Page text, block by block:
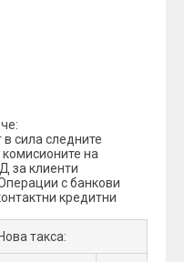
в сила следните
на
за клиенти
с банкови
кредитни
Нова такса: